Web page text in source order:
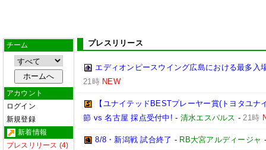
チーム
アカウント
ログイン
新規登録
新着情報
プレスリリース (4)
プレスリリース
エディオンピースウイング広島における最多入
21時 NEW
【ユナイテッドBESTプレーヤー賞(トヨタユ
節 vs 名古屋 採点受付中! - 清水エスパルス -21時
8/8・新潟戦 試合終了 - RB大宮アルディージャ